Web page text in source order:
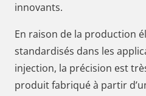
innovants.
En raison de la production
standardisés dans les
injection, la précision est
produit fabriqué à partir